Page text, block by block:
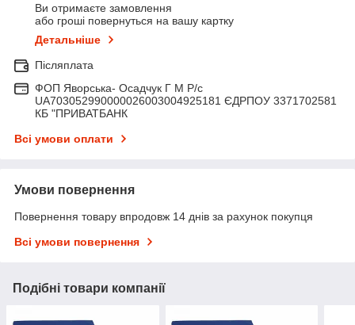
Ви отримаєте замовлення
або гроші повернуться на вашу картку
Детальніше
Післяплата
ФОП Яворська- Осадчук Г М Р/c
UA703052990000026003004925181 ЄДРПОУ 3371702581
КБ "ПРИВАТБАНК
Всі умови оплати
Умови повернення
Повернення товару впродовж 14 днів за рахунок покупця
Всі умови повернення
Подібні товари компанії